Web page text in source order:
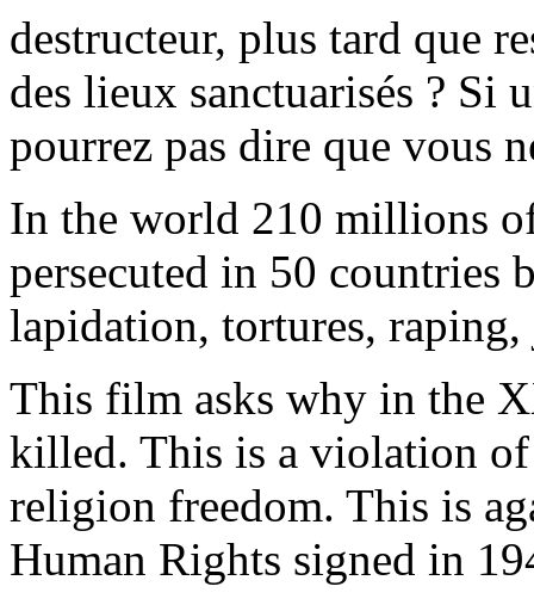
destructeur, plus tard que
des lieux sanctuarisés ? Si
pourrez pas dire que vous
In the world 210 millions
persecuted in 50 countries
lapidation, tortures,
This film asks why in the
killed. This is a violation
religion freedom. This is
Human Rights signed in